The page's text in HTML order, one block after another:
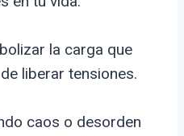
la carga que
liberar tensiones.
caos o desorden